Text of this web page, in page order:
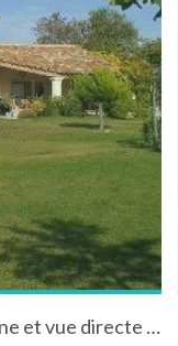
Villa "Lou Lagramuso" à Lacoste (Vaucluse), avec piscine et vue directe sur le Luberon